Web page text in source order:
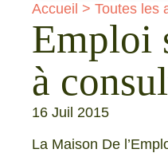
Accueil > Toutes les
Emploi
à
16 Juil 2015
La Maison De